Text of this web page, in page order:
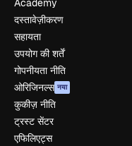
Academy
दस्तावेज़ीकरण
सहायता
उपयोग की शर्तें
गोपनीयता नीति
ओरिजिनल्स नया
कुकीज़ नीति
ट्रस्ट सेंटर
एफिलिएट्स